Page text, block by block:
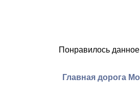
Понравилось
Главная дорога